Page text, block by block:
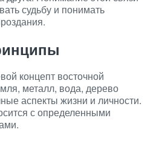
судьбу и понимать
концепт восточной
металл, вода, дерево
аспекты жизни и личности.
с определенными